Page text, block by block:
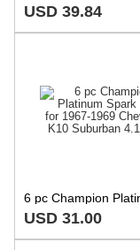
USD 39.84
USD 31.00